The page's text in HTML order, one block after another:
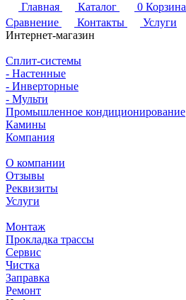
Главная Каталог 0 Корзина
Сравнение
Контакты
Услуги
Интернет-магазин
Сплит-системы
- Настенные
- Инверторные
- Мульти
Промышленное кондиционирование
Камины
Компания
О компании
Отзывы
Реквизиты
Услуги
Монтаж
Прокладка трассы
Сервис
Чистка
Заправка
Ремонт